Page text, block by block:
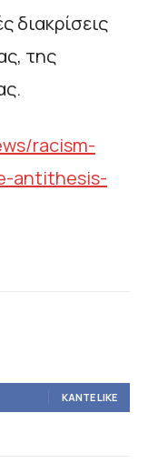
διακρίσεις
της
racism-
antithesis-
ΚΆΝΤΕ LIKE